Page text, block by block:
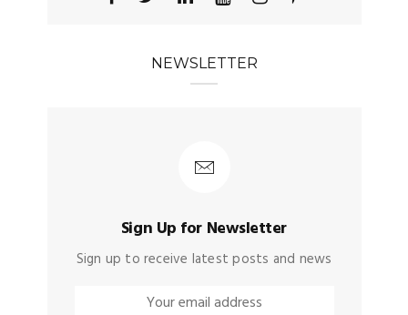
NEWSLETTER
Sign Up for Newsletter
Sign up to receive latest posts and news